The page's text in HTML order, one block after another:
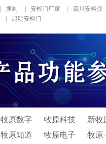
搜狗 安检门厂家 四川安检仪
昆明安检门
牧原数字 牧原科技 新牧
牧原知道 牧原电子 牧原